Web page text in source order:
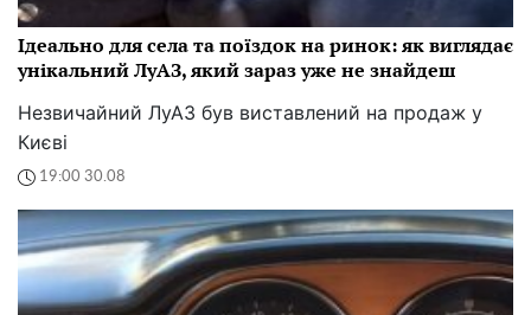
Ідеально для села та поїздок на ринок: як виглядає
унікальний ЛуАЗ, який зараз уже не знайдеш
Незвичайний ЛуАЗ був виставлений на продаж у
Києві
19:00 30.08